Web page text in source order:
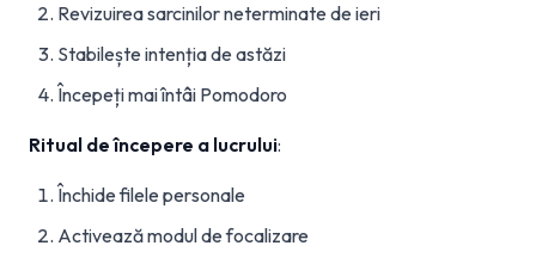
Revizuirea sarcinilor neterminate de ieri
Stabilește intenția de astăzi
Începeți mai întâi Pomodoro
Ritual de începere a lucrului:
Închide filele personale
Activează modul de focalizare